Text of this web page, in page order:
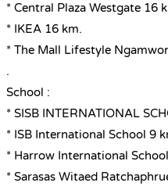
* Central Plaza Westgate 16
* IKEA 16 km.
* The Mall Lifestyle
.
School :
* SISB INTERNATIONAL
* ISB International School 9
* Harrow International
* Sarasas Witaed